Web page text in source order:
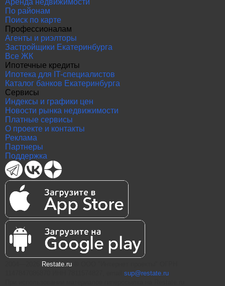
Аренда недвижимости
По районам
Поиск по карте
Профессионалам
Агенты и риэлторы
Застройщики Екатеринбурга
Все ЖК
Ипотечные кредиты
Ипотека для IT-специалистов
Каталог банков Екатеринбурга
Сервисы
Индексы и графики цен
Новости рынка недвижимости
Платные сервисы
О проекте и контакты
Реклама
Партнеры
Поддержка
Restate.ru
sup@restate.ru